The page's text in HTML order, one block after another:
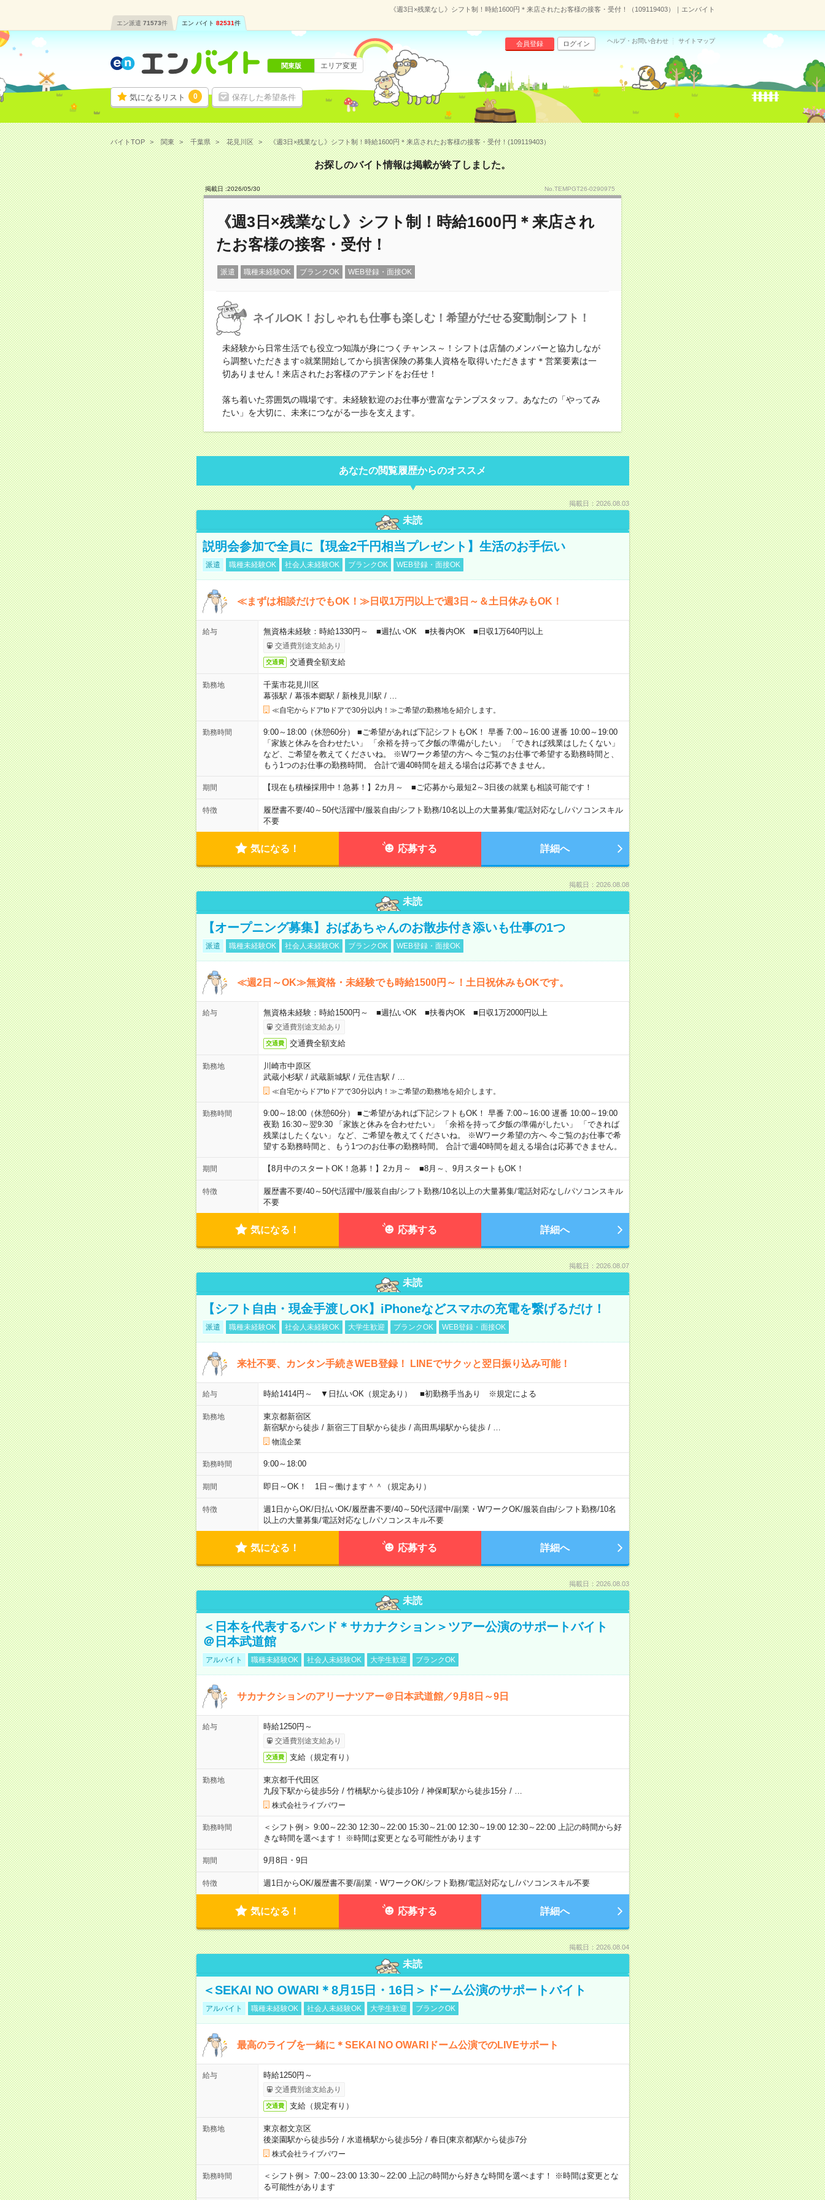
《週3日×残業なし》シフト制！時給1600円＊来店されたお客様の接客・受付！（109119403）｜エンバイト
エン派遣 71573件 エン バイト 82531件
気になるリスト 0 保存した希望条件
会員登録 ログイン ヘルプ・お問い合わせ サイトマップ
関東版 エリア変更
バイトTOP 関東 千葉県 花見川区 《週3日×残業なし》シフト制！時給1600円＊来店されたお客様の接客・受付！(109119403）
お探しのバイト情報は掲載が終了しました。
掲載日 :2026/05/30 No.TEMPGT26-0290975
《週3日×残業なし》シフト制！時給1600円＊来店され
たお客様の接客・受付！
派遣 職種未経験OK ブランクOK WEB登録・面接OK
ネイルOK！おしゃれも仕事も楽しむ！希望がだせる変動制シフト！
未経験から日常生活でも役立つ知識が身につくチャンス～！シフトは店舗のメンバーと協力しなが
ら調整いただきます○就業開始してから損害保険の募集人資格を取得いただきます＊営業要素は一
切ありません！来店されたお客様のアテンドをお任せ！
落ち着いた雰囲気の職場です。未経験歓迎のお仕事が豊富なテンプスタッフ。あなたの「やってみ
たい」を大切に、未来につながる一歩を支えます。
あなたの閲覧履歴からのオススメ
掲載日：2026.08.03
未読
説明会参加で全員に【現金2千円相当プレゼント】生活のお手伝い
派遣 職種未経験OK 社会人未経験OK ブランクOK WEB登録・面接OK
≪まずは相談だけでもOK！≫日収1万円以上で週3日～＆土日休みもOK！
給与 無資格未経験：時給1330円～ ■週払いOK ■扶養内OK ■日収1万640円以上
交通費別途支給あり
交通費 交通費全額支給
勤務地
千葉市花見川区
幕張駅 / 幕張本郷駅 / 新検見川駅 /
≪自宅からドアtoドアで30分以内！≫ご希望の勤務地を紹介します。
勤務時間
9:00～18:00（休憩60分） ■ご希望があれば下記シフトもOK！ 早番 7:00～16:00 遅番 10:00～19:00
「家族と休みを合わせたい」 「余裕を持って夕飯の準備がしたい」 「できれば残業はしたくない」
など、ご希望を教えてくださいね。 ※Wワーク希望の方へ 今ご覧のお仕事で希望する勤務時間と、
もう1つのお仕事の勤務時間。 合計で週40時間を超える場合は応募できません。
期間 【現在も積極採用中！急募！】2カ月～ ■ご応募から最短2～3日後の就業も相談可能です！
特徴 履歴書不要/40～50代活躍中/服装自由/シフト勤務/10名以上の大量募集/電話対応なし/パソコンスキル
不要
気になる！ 応募する 詳細へ
掲載日：2026.08.08
未読
【オープニング募集】おばあちゃんのお散歩付き添いも仕事の1つ
派遣 職種未経験OK 社会人未経験OK ブランクOK WEB登録・面接OK
≪週2日～OK≫無資格・未経験でも時給1500円～！土日祝休みもOKです。
給与 無資格未経験：時給1500円～ ■週払いOK ■扶養内OK ■日収1万2000円以上
交通費別途支給あり
交通費 交通費全額支給
勤務地
川崎市中原区
武蔵小杉駅 / 武蔵新城駅 / 元住吉駅 /
≪自宅からドアtoドアで30分以内！≫ご希望の勤務地を紹介します。
勤務時間
9:00～18:00（休憩60分） ■ご希望があれば下記シフトもOK！ 早番 7:00～16:00 遅番 10:00～19:00
夜勤 16:30～翌9:30 「家族と休みを合わせたい」 「余裕を持って夕飯の準備がしたい」 「できれば
残業はしたくない」 など、ご希望を教えてくださいね。 ※Wワーク希望の方へ 今ご覧のお仕事で希
望する勤務時間と、もう1つのお仕事の勤務時間。 合計で週40時間を超える場合は応募できません。
期間 【8月中のスタートOK！急募！】2カ月～ ■8月～、9月スタートもOK！
特徴 履歴書不要/40～50代活躍中/服装自由/シフト勤務/10名以上の大量募集/電話対応なし/パソコンスキル
不要
気になる！ 応募する 詳細へ
掲載日：2026.08.07
未読
【シフト自由・現金手渡しOK】iPhoneなどスマホの充電を繋げるだけ！
派遣 職種未経験OK 社会人未経験OK 大学生歓迎 ブランクOK WEB登録・面接OK
来社不要、カンタン手続きWEB登録！ LINEでサクッと翌日振り込み可能！
給与 時給1414円～ ▼日払いOK（規定あり） ■初勤務手当あり ※規定による
勤務地
東京都新宿区
新宿駅から徒歩/ 新宿三丁目駅から徒歩/ 高田馬場駅から徒歩/
物流企業
勤務時間 9:00～18:00
期間 即日～OK！ 1日～働けます＾＾（規定あり）
特徴 週1日からOK/日払いOK/履歴書不要/40～50代活躍中/副業・WワークOK/服装自由/シフト勤務/10名
以上の大量募集/電話対応なし/パソコンスキル不要
気になる！ 応募する 詳細へ
掲載日：2026.08.03
未読
＜日本を代表するバンド＊サカナクション＞ツアー公演のサポートバイト
＠日本武道館
アルバイト 職種未経験OK 社会人未経験OK 大学生歓迎 ブランクOK
サカナクションのアリーナツアー＠日本武道館／9月8日～9日
給与 時給1250円～
交通費別途支給あり
交通費 支給（規定有り）
勤務地
東京都千代田区
九段下駅から徒歩5分/ 竹橋駅から徒歩10分/ 神保町駅から徒歩15分/
株式会社ライブパワー
勤務時間
＜シフト例＞ 9:00～22:30 12:30～22:00 15:30～21:00 12:30～19:00 12:30～22:00 上記の時間から好
きな時間を選べます！ ※時間は変更となる可能性があります
期間 9月8日・9日
特徴 週1日からOK/履歴書不要/副業・WワークOK/シフト勤務/電話対応なし/パソコンスキル不要
気になる！ 応募する 詳細へ
掲載日：2026.08.04
未読
＜SEKAI NO OWARI＊8月15日・16日＞ドーム公演のサポートバイト
アルバイト 職種未経験OK 社会人未経験OK 大学生歓迎 ブランクOK
最高のライブを一緒に＊SEKAI NO OWARIドーム公演でのLIVEサポート
給与 時給1250円～
交通費別途支給あり
交通費 支給（規定有り）
勤務地
東京都文京区
後楽園駅から徒歩5分/ 水道橋駅から徒歩5分/ 春日(東京都)駅から徒歩7分
株式会社ライブパワー
勤務時間
＜シフト例＞ 7:00～23:00 13:30～22:00 上記の時間から好きな時間を選べます！ ※時間は変更とな
る可能性があります